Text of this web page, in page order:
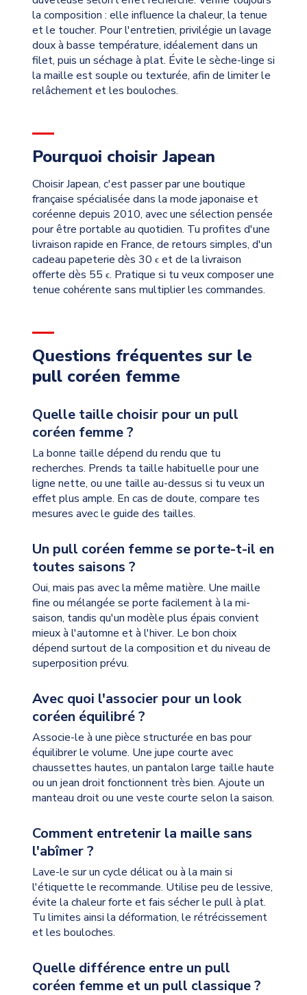
la composition : elle influence la chaleur, la tenue
et le toucher. Pour l'entretien, privilégie un lavage
doux à basse température, idéalement dans un
filet, puis un séchage à plat. Évite le sèche-linge si
la maille est souple ou texturée, afin de limiter le
relâchement et les bouloches.
Pourquoi choisir Japean
Choisir Japean, c'est passer par une boutique
française spécialisée dans la mode japonaise et
coréenne depuis 2010, avec une sélection pensée
pour être portable au quotidien. Tu profites d'une
livraison rapide en France, de retours simples, d'un
cadeau papeterie dès 30 €et de la livraison
offerte dès 55 €. Pratique si tu veux composer une
tenue cohérente sans multiplier les commandes.
Questions fréquentes sur le
pull coréen femme
Quelle taille choisir pour un pull
coréen femme ?
La bonne taille dépend du rendu que tu
recherches. Prends ta taille habituelle pour une
ligne nette, ou une taille au-dessus si tu veux un
effet plus ample. En cas de doute, compare tes
mesures avec le guide des tailles.
Un pull coréen femme se porte-t-il en
toutes saisons ?
Oui, mais pas avec la même matière. Une maille
fine ou mélangée se porte facilement à la mi-
saison, tandis qu'un modèle plus épais convient
mieux à l'automne et à l'hiver. Le bon choix
dépend surtout de la composition et du niveau de
superposition prévu.
Avec quoi l'associer pour un look
coréen équilibré ?
Associe-le à une pièce structurée en bas pour
équilibrer le volume. Une jupe courte avec
chaussettes hautes, un pantalon large taille haute
ou un jean droit fonctionnent très bien. Ajoute un
manteau droit ou une veste courte selon la saison.
Comment entretenir la maille sans
l'abîmer ?
Lave-le sur un cycle délicat ou à la main si
l'étiquette le recommande. Utilise peu de lessive,
évite la chaleur forte et fais sécher le pull à plat.
Tu limites ainsi la déformation, le rétrécissement
et les bouloches.
Quelle différence entre un pull
coréen femme et un pull classique ?